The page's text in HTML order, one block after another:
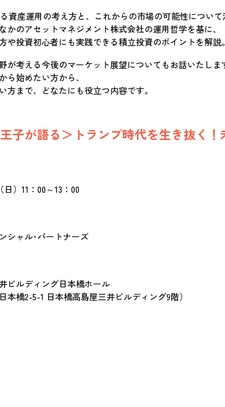
資産運用の考え方と、これからの市場の可能性について
かのアセットマネジメント株式会社の運用哲学を基に、
や投資初心者にも実践できる積立投資のポイントを解説。
が考える今後のマーケット展望についてもお話いたしま
ら始めたい方から、
方まで、どなたにも役立つ内容です。
子が語る＞トランプ時代を生き抜く
）11：00～13：00
シャル･パートナーズ
ビルディング日本橋ホール
本橋2-5-1 日本橋高島屋三井ビルディング9階）